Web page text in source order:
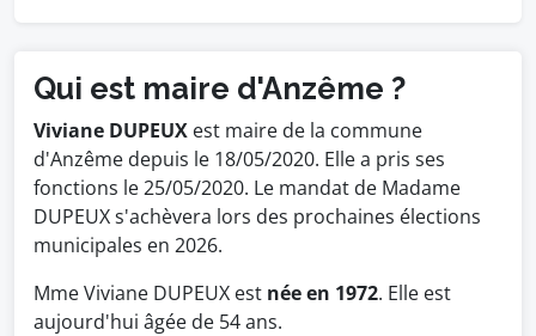
Qui est maire d'Anzême ?
Viviane DUPEUX est maire de la commune
d'Anzême depuis le 18/05/2020. Elle a pris ses
fonctions le 25/05/2020. Le mandat de Madame
DUPEUX s'achèvera lors des prochaines élections
municipales en 2026.
Mme Viviane DUPEUX est née en 1972. Elle est
aujourd'hui âgée de 54 ans.